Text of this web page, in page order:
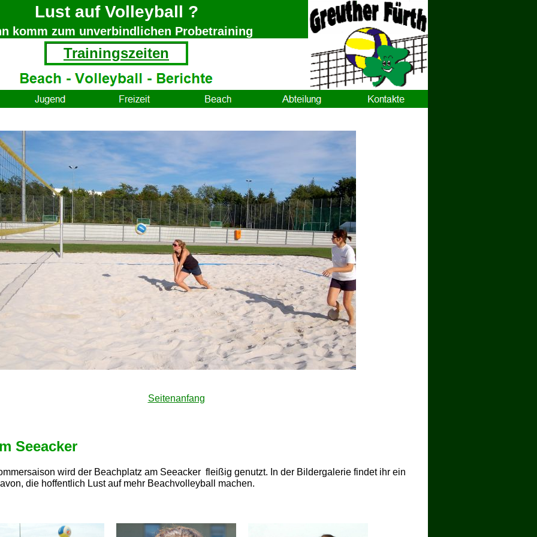
Lust auf Volleyball ?
komm zum unverbindlichen Probetraining
Trainingszeiten
Seitenanfang
Seeacker
wird der Beachplatz am Seeacker fleißig genutzt. In der Bildergalerie findet ihr ein
die hoffentlich Lust auf mehr Beachvolleyball machen.